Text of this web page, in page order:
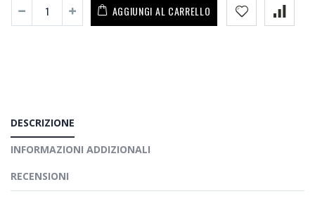
AGGIUNGI AL CARRELLO
DESCRIZIONE
INFORMAZIONI ADDIZIONALI
RECENSIONI